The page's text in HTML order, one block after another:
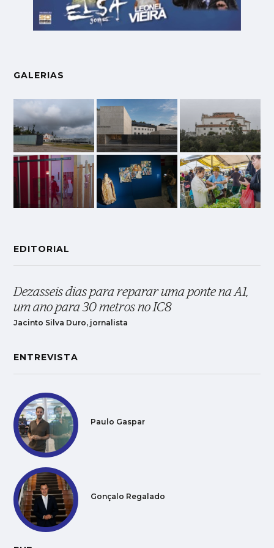
GALERIAS
EDITORIAL
Dezasseis dias para reparar uma ponte na A1,
um ano para 30 metros no IC8
Jacinto Silva Duro, jornalista
ENTREVISTA
Paulo Gaspar
Gonçalo Regalado